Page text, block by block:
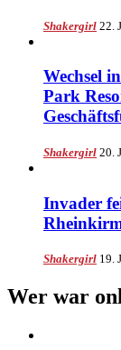
Shakergirl 22.
Wechsel
Park
Shakergirl 20.
Invader
Shakergirl 19.
Wer war